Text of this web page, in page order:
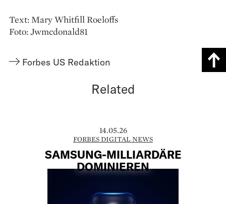
Text: Mary Whitfill Roeloffs
Foto: Jwmcdonald81
Forbes US Redaktion
Related
14.05.26
FORBES DIGITAL NEWS
SAMSUNG-MILLIARDÄRE
DOMINIEREN